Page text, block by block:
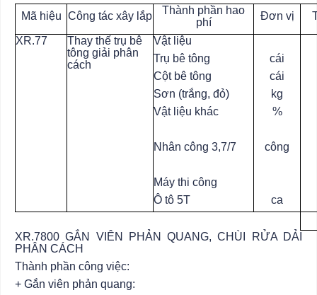
Mã hiệu Công tác xây lắp
Thành phần hao
phí
Đơn vị
XR.77
Thay thế trụ bê
tông giải phân
cách
Vật liệu
Trụ bê tông
Cột bê tông
Sơn (trắng, đỏ)
Vật liệu khác
Nhân công 3,7/7
Máy thi công
Ô tô 5T
cái
cái
kg
%
công
ca
XR.7800 GẮN VIÊN PHẢN QUANG, CHÙI RỬA DẢI
PHÂN CÁCH
Thành phần công việc:
+ Gắn viên phản quang: